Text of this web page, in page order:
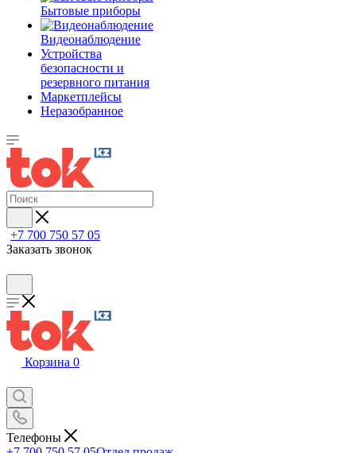
Бытовые приборы
Видеонаблюдение
Устройства
безопасности и
резервного питания
Маркетплейсы
Неразобранное
+7 700 750 57 05
Заказать звонок
Корзина 0
Телефоны